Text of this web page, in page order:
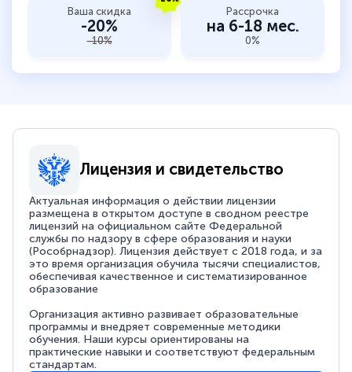
Ваша скидка
-20%
-10%
Рассрочка
на 6-18 мес.
0%
Лицензия и свидетельство
Актуальная информация о действии лицензии
размещена в открытом доступе в сводном реестре
лицензий на официальном сайте Федеральной
службы по надзору в сфере образования и науки
(Рособрнадзор). Лицензия действует с 2018 года, и за
это время организация обучила тысячи специалистов,
обеспечивая качественное и систематизированное
образование
Организация активно развивает образовательные
программы и внедряет современные методики
обучения. Наши курсы ориентированы на
практические навыки и соответствуют федеральным
стандартам.